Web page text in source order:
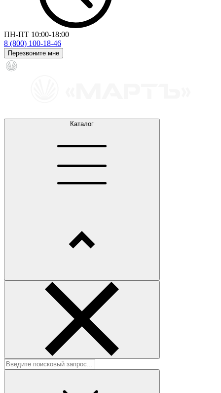
ПН-ПТ 10:00-18:00
8 (800) 100-18-46
Перезвоните мне
Каталог